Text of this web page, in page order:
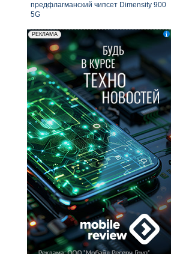
предфлагманский чипсет Dimensity 900
5G